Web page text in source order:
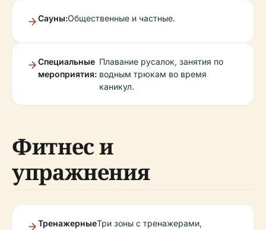
Сауны:Общественные и частные.
Специальные
мероприятия:
Плавание русалок, занятия по
водным трюкам во время
каникул.
Фитнес и
упражнения
ТренажерныеТри зоны с тренажерами,